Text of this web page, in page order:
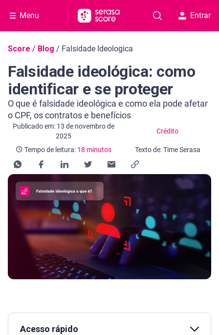
Menu Entrar
Navegação do blog
Score / Blog / Falsidade Ideologica
Falsidade ideológica: como
identificar e se proteger
O que é falsidade ideológica e como ela pode afetar
o CPF, os contratos e benefícios
Publicado em: 13 de novembro de
2025
Crédito
Categoria Crédito
Tempo de leitura: 18 minutos
Tempo de leitura: 18 minutos
Texto de: Time Serasa
Acesso rápido